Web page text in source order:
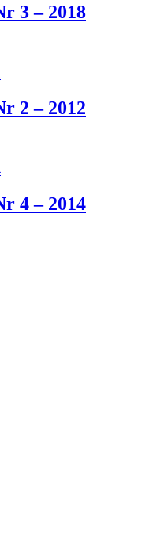
3 – 2018
2 – 2012
4 – 2014